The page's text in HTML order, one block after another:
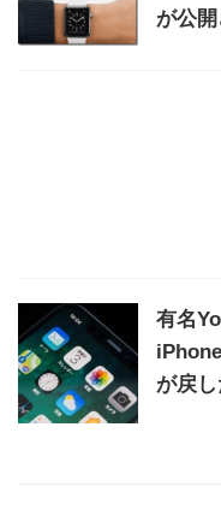
が公開
有名
が戻